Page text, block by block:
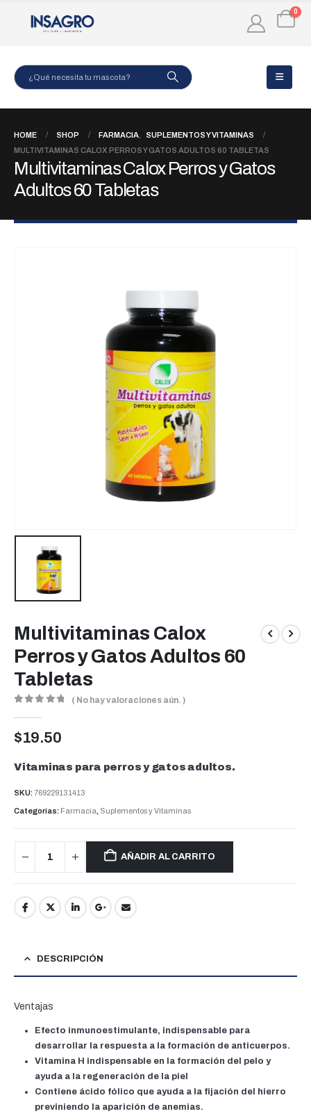
0
HOME SHOP FARMACIA
SUPLEMENTOS Y VITAMINAS
MULTIVITAMINAS CALOX PERROS Y GATOS ADULTOS 60 TABLETAS
Multivitaminas Calox Perros y Gatos
Adultos 60 Tabletas
Multivitaminas Calox
Perros y Gatos Adultos 60
Tabletas
( No hay valoraciones aún. )
$19.50
Vitaminas para perros y gatos adultos.
SKU:769229131413
Categorías: Farmacia, Suplementos y Vitaminas
AÑADIR AL CARRITO
DESCRIPCIÓN
Ventajas
Efecto inmunoestimulante, indispensable para
desarrollar la respuesta a la formación de anticuerpos.
Vitamina H indispensable en la formación del pelo y
ayuda a la regeneración de la piel
Contiene ácido fólico que ayuda a la fijación del hierro
previniendo la aparición de anemias.